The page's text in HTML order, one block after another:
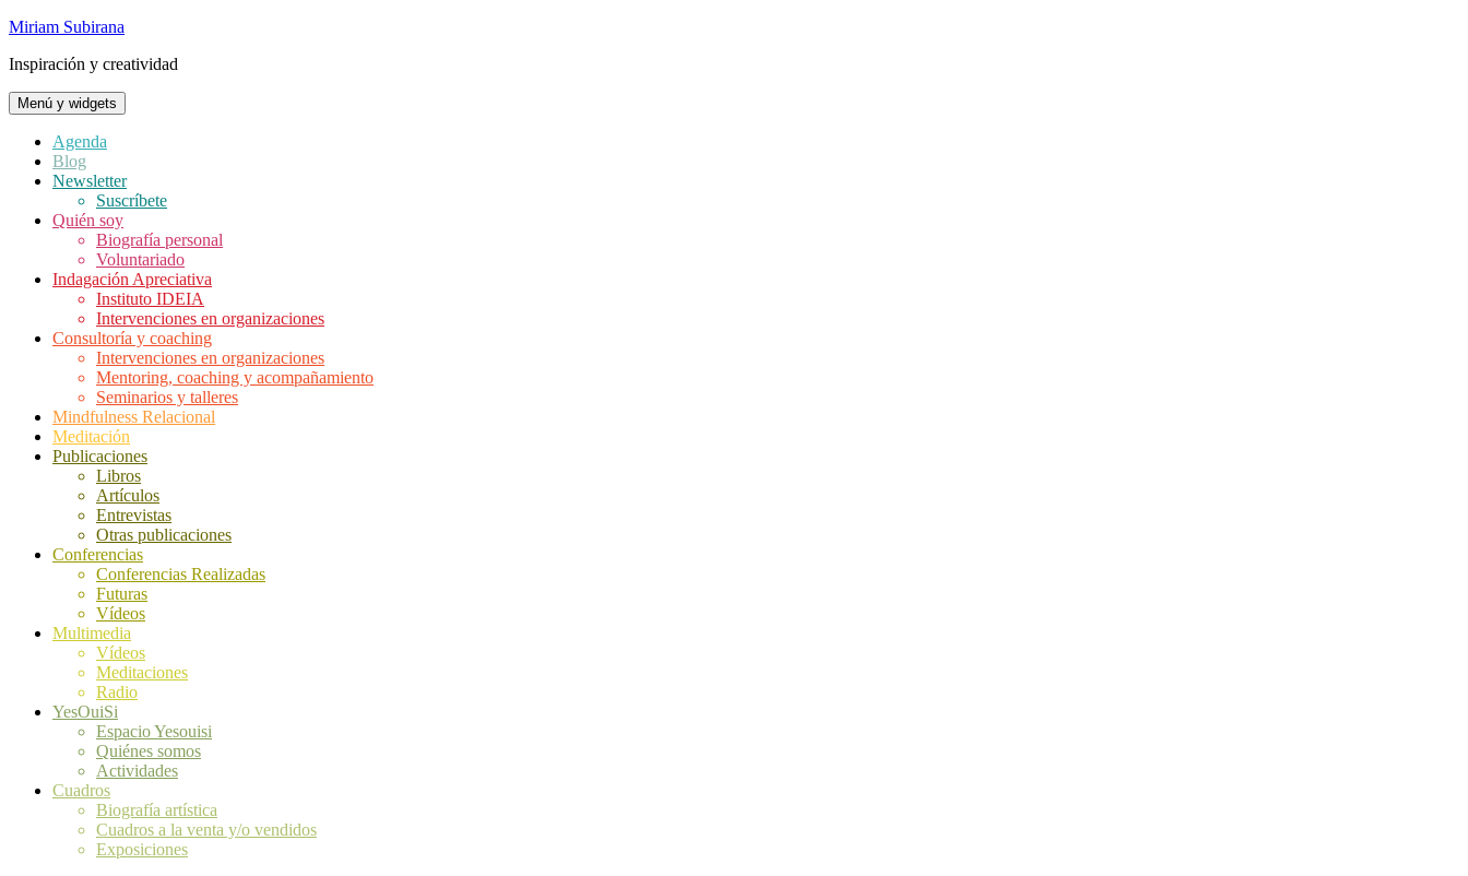
Saltar
contenido
Miriam Subirana
Inspiración y creatividad
Menú y widgets
Agenda
Blog
Newsletter
Suscríbete
Quién soy
Biografía personal
Voluntariado
Indagación Apreciativa
Instituto IDEIA
Intervenciones en organizaciones
Consultoría y coaching
Intervenciones en organizaciones
Mentoring, coaching y acompañamiento
Seminarios y talleres
Mindfulness Relacional
Meditación
Publicaciones
Libros
Artículos
Entrevistas
Otras publicaciones
Conferencias
Conferencias Realizadas
Futuras
Vídeos
Multimedia
Vídeos
Meditaciones
Radio
YesOuiSi
Espacio Yesouisi
Quiénes somos
Actividades
Cuadros
Biografía artística
Cuadros a la venta y/o vendidos
Exposiciones